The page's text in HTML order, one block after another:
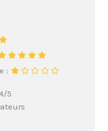
:
5